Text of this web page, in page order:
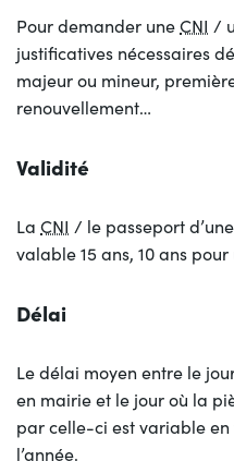
Pour demander uneCNI /
justificatives nécessaires
majeur ou mineur,
renouvellement…
Validité
La CNI / le passeport
valable 15 ans, 10 ans
Délai
Le délai moyen entre le
en mairie et le jour où la
par celle-ci est variable
l’année.